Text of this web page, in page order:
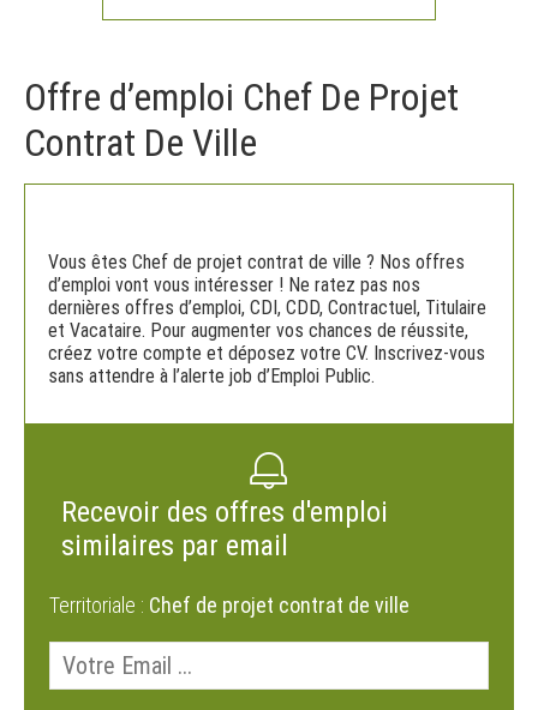
Offre d’emploi Chef De Projet
Contrat De Ville
Vous êtes Chef de projet contrat de ville ? Nos offres
d’emploi vont vous intéresser ! Ne ratez pas nos
dernières offres d’emploi, CDI, CDD, Contractuel, Titulaire
et Vacataire. Pour augmenter vos chances de réussite,
créez votre compte et déposez votre CV. Inscrivez-vous
sans attendre à l’alerte job d’Emploi Public.
Recevoir des offres d'emploi
similaires par email
Territoriale : Chef de projet contrat de ville